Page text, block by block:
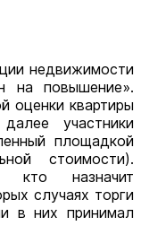
недвижимости
на повышение».
оценки квартиры
участники
площадкой
стоимости).
кто назначит
случаях торги
в них принимал